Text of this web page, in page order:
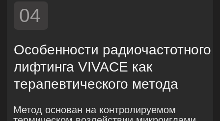
Критерии исключения
онкологические);
Острые воспалительные процессы
в зоне воздействия;
Беременность и период лактации;
Прием лекарственных препаратов,
влияющих на регенерацию кожи
(например, системные ретиноиды).